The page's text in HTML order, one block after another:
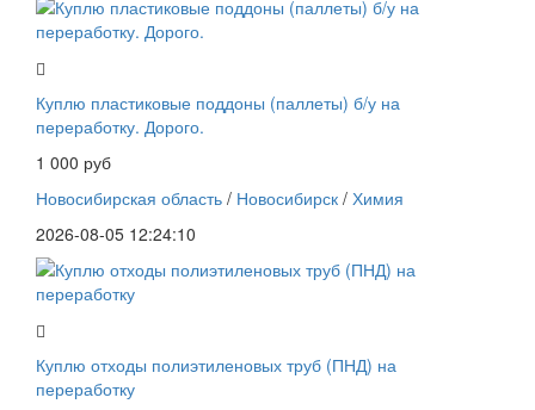
Куплю пластиковые поддоны (паллеты) б/у на
переработку. Дорого.
1 000 руб
Новосибирская область / Новосибирск / Химия
2026-08-05 12:24:10
Куплю отходы полиэтиленовых труб (ПНД) на
переработку